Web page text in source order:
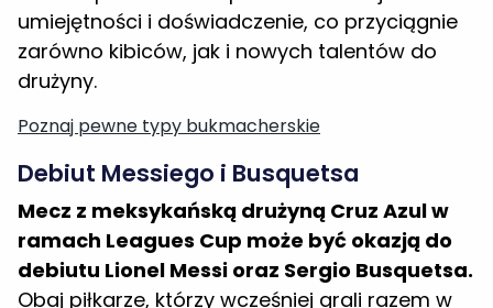
zarówno kibiców, jak i nowych talentów do
drużyny.
Poznaj pewne typy bukmacherskie
Debiut Messiego i Busquetsa
Mecz z meksykańską drużyną Cruz Azul w
ramach Leagues Cup może być okazją do
debiutu Lionel Messi oraz Sergio Busquetsa.
Obaj piłkarze, którzy wcześniej grali razem w
Barcelonie, mają szansę podbić serca